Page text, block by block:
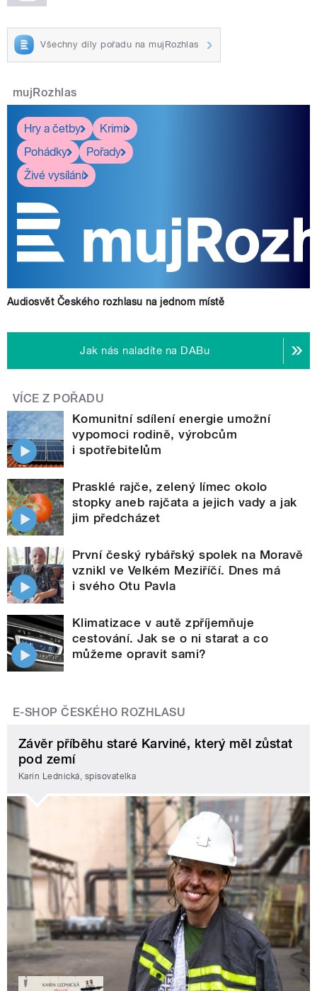
Všechny díly pořadu na mujRozhlas
mujRozhlas
Hry a četby
Krimi
Pohádky
Pořady
Živé vysílání
Audiosvět Českého rozhlasu na jednom místě
Jak nás naladíte na DABu
VÍCE Z POŘADU
Komunitní sdílení energie umožní
vypomoci rodině, výrobcům
i spotřebitelům
Prasklé rajče, zelený límec okolo
stopky aneb rajčata a jejich vady a jak
jim předcházet
První český rybářský spolek na Moravě
vznikl ve Velkém Meziříčí. Dnes má
i svého Otu Pavla
Klimatizace v autě zpříjemňuje
cestování. Jak se o ni starat a co
můžeme opravit sami?
E-SHOP ČESKÉHO ROZHLASU
Závěr příběhu staré Karviné, který měl zůstat
pod zemí
Karin Lednická, spisovatelka